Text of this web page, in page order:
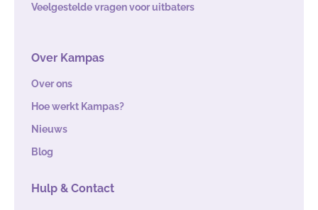
Veelgestelde vragen voor uitbaters
Over Kampas
Over ons
Hoe werkt Kampas?
Nieuws
Blog
Hulp & Contact